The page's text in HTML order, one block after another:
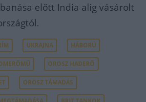
előtt India alig vásárolt
UKRAJNA HÁBORÚ
OROSZ HADERŐ
OROSZ TÁMADÁS